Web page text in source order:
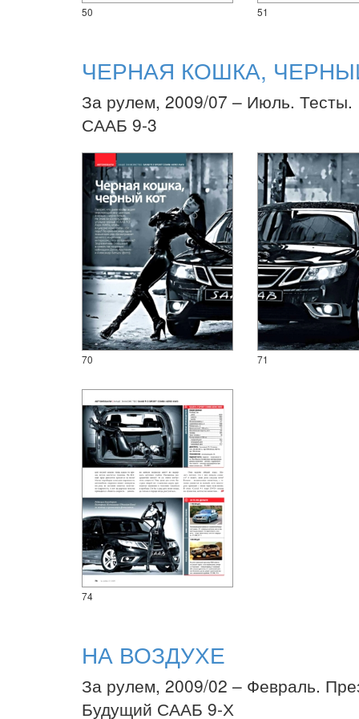
50 51
ЧЕРНАЯ КОШКА,
За рулем, 2009/07 – Июль. Тесты.
СААБ 9-3
70 71
74
НА ВОЗДУХЕ
За рулем, 2009/02 – Февраль.
Будущий СААБ 9-Х